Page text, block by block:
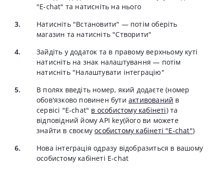
"E-chat" та натисніть на нього
Натисніть "Встановити" — потім оберіть
магазин та натисніть "Створити"
Зайдіть у додаток та в правому верхньому куті
натисніть на знак налаштування — потім
натисніть "Налаштувати інтеграцію"
В полях введіть номер, який додаєте (номер
обов'язково повинен бути активований в
сервісі "E-chat" в особистому кабінеті) та
відповідний йому API key(його ви можете
знайти в своєму особистому кабінеті "E-chat")
Нова інтеграція одразу відобразиться в вашому
особистому кабінеті E-chat